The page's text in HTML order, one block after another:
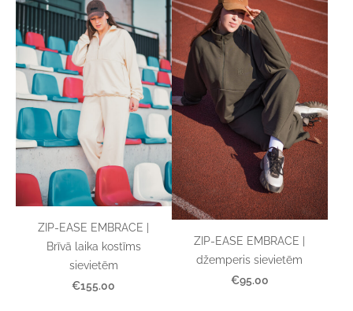
ZIP-EASE EMBRACE |
Brīvā laika kostīms
sievietēm
€155.00
ZIP-EASE EMBRACE |
džemperis sievietēm
€95.00